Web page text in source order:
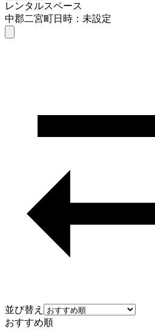
レンタルスペース
中郡二宮町日時：未設定
並び替え
おすすめ順